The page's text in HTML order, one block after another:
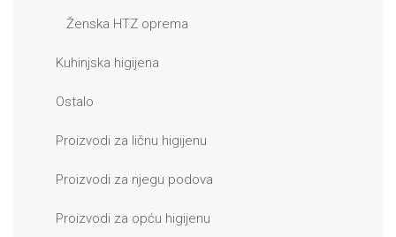
Ženska HTZ oprema
Kuhinjska higijena
Ostalo
Proizvodi za ličnu higijenu
Proizvodi za njegu podova
Proizvodi za opću higijenu